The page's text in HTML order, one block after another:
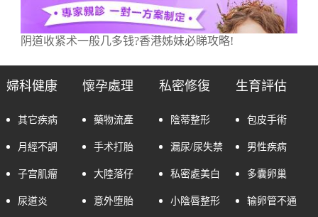
阴道收紧术一般几多钱?香港姊妹必睇攻略!
婦科健康
其它疾病
月經不調
子宫肌瘤
尿道炎
懷孕處理
藥物流產
手术打胎
大陸落仔
意外堕胎
私密修復
陰蒂整形
漏尿/尿失禁
私密處美白
小陰唇整形
生育評估
包皮手術
男性疾病
多囊卵巢
输卵管不通